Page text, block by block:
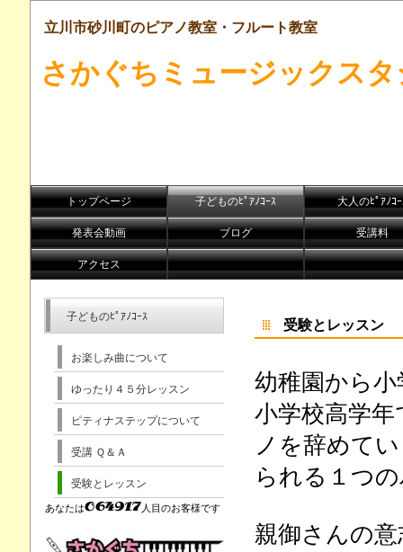
立川市砂川町のピアノ教室・フルート教室
さかぐちミュージックス
トップページ 子どものﾋﾟｱﾉｺｰｽ 大人のﾋﾟｱﾉｺ
発表会動画 ブログ 受講料
アクセス
受験とレッスン
幼稚園から
小学校高学
ノを辞めて
られる１つ
親御さんの
子どものﾋﾟｱﾉｺｰｽ
お楽しみ曲について
ゆったり４５分レッスン
ピティナステップについて
受講 Ｑ＆Ａ
受験とレッスン
あなたは 人目のお客様です